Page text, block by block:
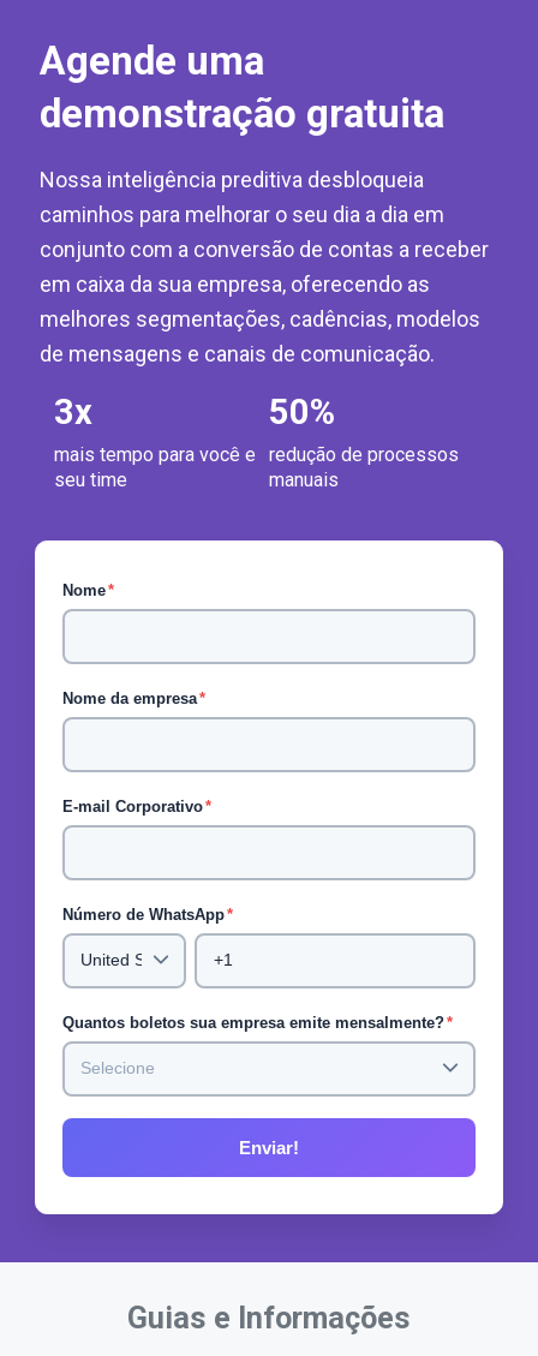
Agende uma
demonstração gratuita
Nossa inteligência preditiva desbloqueia
caminhos para melhorar o seu dia a dia em
conjunto com a conversão de contas a receber
em caixa da sua empresa, oferecendo as
melhores segmentações, cadências, modelos
de mensagens e canais de comunicação.
3x
mais tempo para você e
seu time
50%
redução de processos
manuais
Nome*
Nome da empresa*
E-mail Corporativo*
Número de WhatsApp*
Quantos boletos sua empresa emite mensalmente?*
Guias e Informações